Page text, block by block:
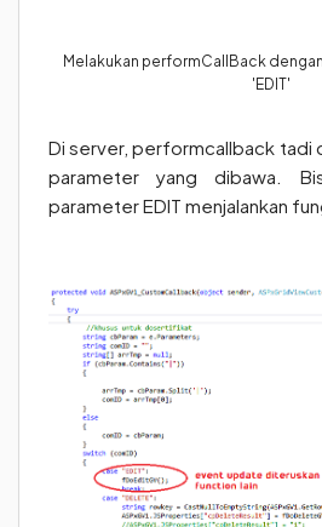
Melakukan performCallBack
'EDIT'
Di server, performcallback tadi
parameter yang dibawa.
parameter EDIT menjalankan